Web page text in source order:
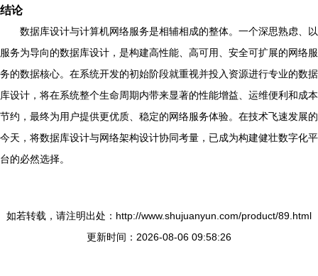
结论
数据库设计与计算机网络服务是相辅相成的整体。一个深思熟虑、以
服务为导向的数据库设计，是构建高性能、高可用、安全可扩展的网络服
务的数据核心。在系统开发的初始阶段就重视并投入资源进行专业的数据
库设计，将在系统整个生命周期内带来显著的性能增益、运维便利和成本
节约，最终为用户提供更优质、稳定的网络服务体验。在技术飞速发展的
今天，将数据库设计与网络架构设计协同考量，已成为构建健壮数字化平
台的必然选择。
如若转载，请注明出处：http://www.shujuanyun.com/product/89.html
更新时间：2026-08-06 09:58:26